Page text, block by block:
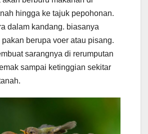
hingga ke tajuk pepohonan.
dalam kandang. biasanya
berupa voer atau pisang.
sarangnya di rerumputan
sampai ketinggian sekitar